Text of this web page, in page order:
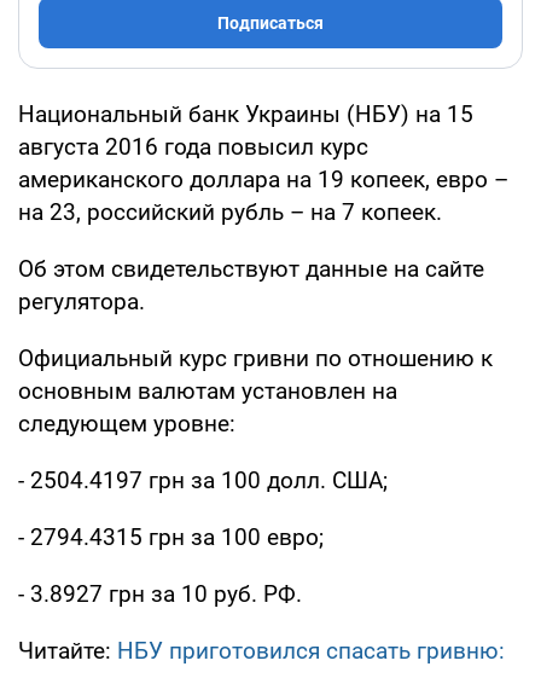
Подписаться
Национальный банк Украины (НБУ) на 15
августа 2016 года повысил курс
американского доллара на 19 копеек, евро –
на 23, российский рубль – на 7 копеек.
Об этом свидетельствуют данные на сайте
регулятора.
Официальный курс гривни по отношению к
основным валютам установлен на
следующем уровне:
- 2504.4197 грн за 100 долл. США;
- 2794.4315 грн за 100 евро;
- 3.8927 грн за 10 руб. РФ.
Читайте: НБУ приготовился спасать гривню: